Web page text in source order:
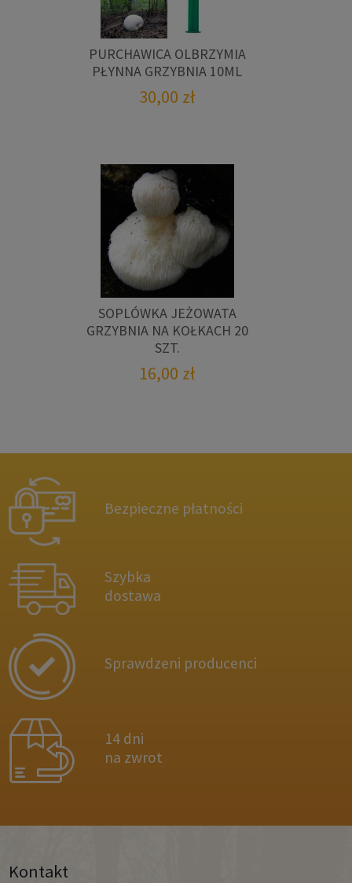
PURCHAWICA OLBRZYMIA
PŁYNNA GRZYBNIA 10ML
30,00 zł
SOPLÓWKA JEŻOWATA
GRZYBNIA NA KOŁKACH 20
SZT.
16,00 zł
Bezpieczne płatności
Szybka
dostawa
Sprawdzeni producenci
14 dni
na zwrot
Kontakt